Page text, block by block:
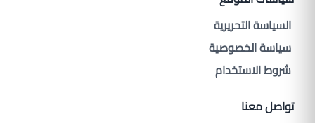
السياسة التحريرية
سياسة الخصوصية
شروط الاستخدام
تواصل معنا